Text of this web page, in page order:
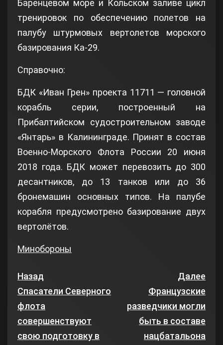
Баренцевом море и Кольском заливе цикл
тренировок по обеспечению полетов на
палубу штурмовых вертолетов морского
базирования Ка-29.
Справочно:
БДК «Иван Грен» проекта 11711 — головной
корабль серии, построенный на
Прибалтийском судостроительном заводе
«Янтарь» в Калининграде. Принят в состав
Военно-Морского Флота России 20 июня
2018 года. БДК может перевозить до 300
десантников, до 13 танков или до 36
бронемашин основных типов. На палубе
корабля предусмотрено базирование двух
вертолётов.
Минобороны
Назад
Спасатели Северного
флота
совершенствуют
свою подготовку в
Далее
Французские
разведчики могли
быть в составе
нацбатальона